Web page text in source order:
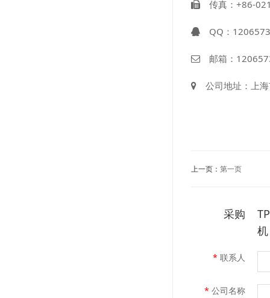
传真：+86-
QQ：
邮箱：
公司地址：上
上一页： 第一页
采购
机
* 联系人
* 公司名称